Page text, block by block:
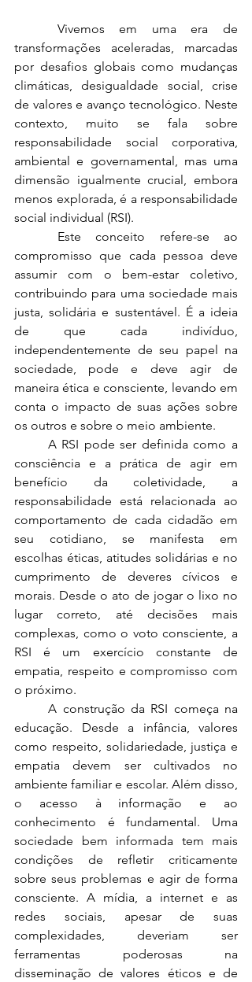
transformações aceleradas, marcadas
por desafios globais como mudanças
climáticas, desigualdade social, crise
de valores e avanço tecnológico. Neste
contexto, muito se fala sobre
responsabilidade social corporativa,
ambiental e governamental, mas uma
dimensão igualmente crucial, embora
menos explorada, é a responsabilidade
social individual (RSI).
compromisso que cada pessoa deve
assumir com o bem-estar coletivo,
contribuindo para uma sociedade mais
justa, solidária e sustentável. É a ideia
de que cada indivíduo,
independentemente de seu papel na
sociedade, pode e deve agir de
maneira ética e consciente, levando em
conta o impacto de suas ações sobre
os outros e sobre o meio ambiente.
consciência e a prática de agir em
benefício da coletividade, a
responsabilidade está relacionada ao
comportamento de cada cidadão em
seu cotidiano, se manifesta em
escolhas éticas, atitudes solidárias e no
cumprimento de deveres cívicos e
morais. Desde o ato de jogar o lixo no
lugar correto, até decisões mais
complexas, como o voto consciente, a
RSI é um exercício constante de
empatia, respeito e compromisso com
o próximo.
	A construção da RSI começa na
educação. Desde a infância, valores
como respeito, solidariedade, justiça e
empatia devem ser cultivados no
ambiente familiar e escolar. Além disso,
o acesso à informação e ao
conhecimento é fundamental. Uma
sociedade bem informada tem mais
condições de refletir criticamente
sobre seus problemas e agir de forma
consciente. A mídia, a internet e as
redes sociais, apesar de suas
complexidades, deveriam ser
ferramentas poderosas na
disseminação de valores éticos e de